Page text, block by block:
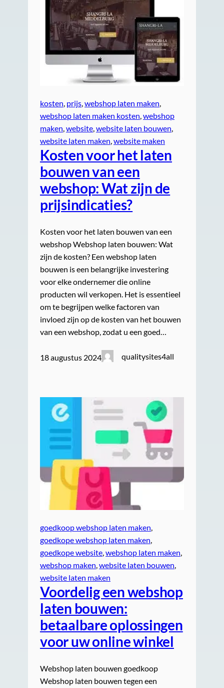
kosten prijs webshop laten maken
webshop laten maken kosten webshop
maken website website laten bouwen
website laten maken website maken
Kosten voor het laten
bouwen van een
webshop: Wat zijn de
prijsindicaties?
Kosten voor het laten bouwen van een
webshop Webshop laten bouwen: Wat
zijn de kosten? Een webshop laten
bouwen is een belangrijke investering
voor elke ondernemer die online
producten wil verkopen. Het is essentieel
om te begrijpen welke factoren van
invloed zijn op de kosten van het bouwen
van een webshop, zodat u een goed…
18 augustus 2024 qualitysites4all
goedkoop webshop laten maken
goedkope webshop laten maken
goedkope website, webshop laten maken
webshop maken, website laten bouwen
website laten maken
Voordelig een webshop
laten bouwen:
betaalbare oplossingen
voor uw online winkel
Webshop laten bouwen goedkoop
Webshop laten bouwen tegen een